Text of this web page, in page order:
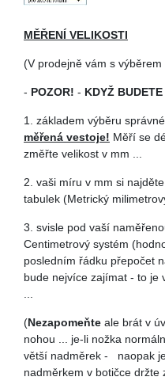
MĚŘENÍ VELIKOSTI
(V prodejně vám s
- POZOR! - KDYŽ
1. základem výběru
měřená vestoje! Měří se
změřte velikost v mm ...
2. vaši míru v mm si
tabulek (Metrický
3. svisle pod vaší
Centimetrový systém
posledním řádku přepočet
bude nejvíce zajímat - to je
(Nezapomeňte ale brát v
nohou ... je-li nožka
větší nadměrek - naopak
nadměrkem v botičce držte